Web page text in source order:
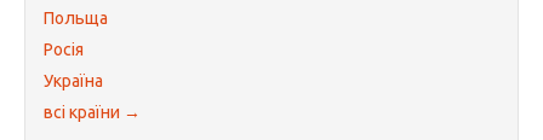
Польща
Росія
Україна
всі країни →